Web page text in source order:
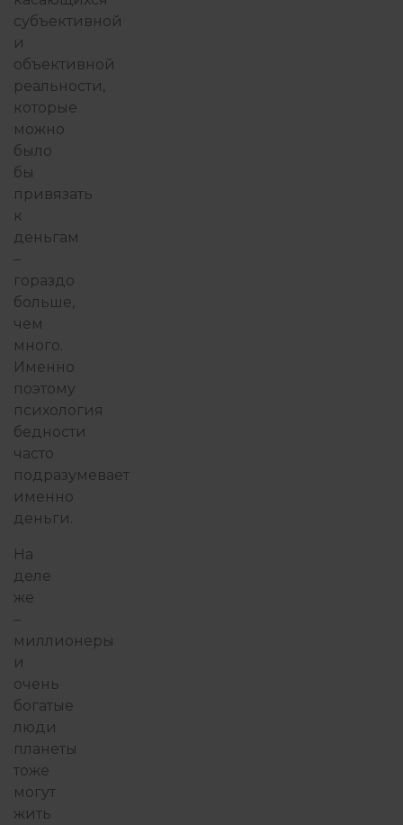
субъективной
и
объективной
реальности,
которые
можно
было
бы
привязать
к
деньгам
–
гораздо
больше,
чем
много.
Именно
поэтому
психология
бедности
часто
подразумевает
именно
деньги.
На
деле
же
–
миллионеры
и
очень
богатые
люди
планеты
тоже
могут
жить